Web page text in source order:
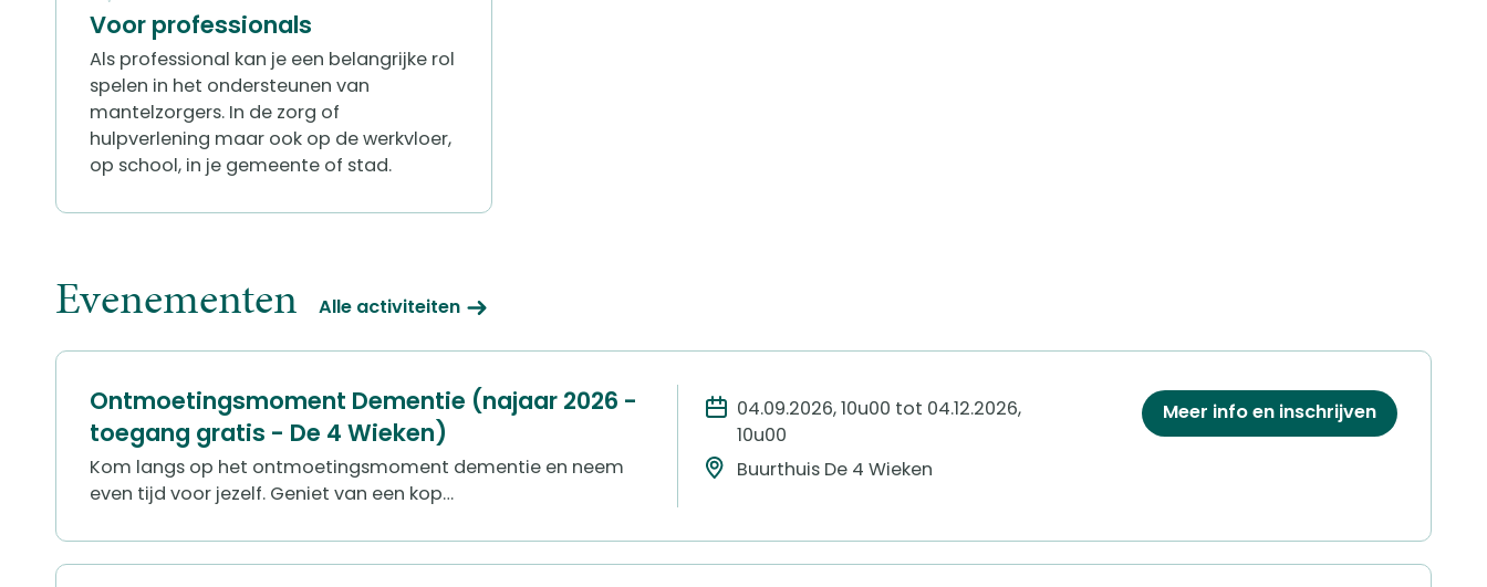
Voor professionals
Als professional kan je een belangrijke rol
spelen in het ondersteunen van
mantelzorgers. In de zorg of
hulpverlening maar ook op de werkvloer,
op school, in je gemeente of stad.
Evenementen Alle activiteiten
Ontmoetingsmoment Dementie (najaar 2026 -
toegang gratis - De 4 Wieken)
Kom langs op het ontmoetingsmoment dementie en neem
even tijd voor jezelf. Geniet van een kop…
04.09.2026, 10u00 tot 04.12.2026,
10u00
Buurthuis De 4 Wieken
Meer info en inschrijven